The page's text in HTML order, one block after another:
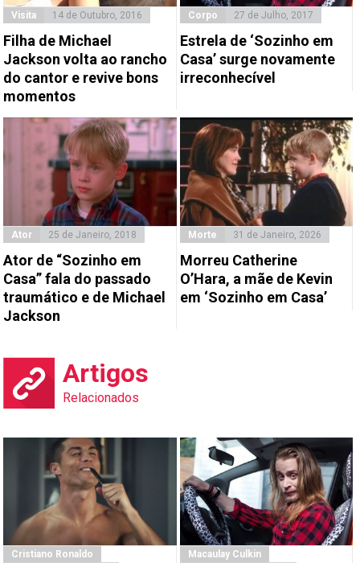
Visita 14 de Outubro, 2016
Filha de Michael
Jackson volta ao rancho
do cantor e revive bons
momentos
Corpo 27 de Julho, 2017
Estrela de ‘Sozinho em
Casa’ surge novamente
irreconhecível
Ator 25 de Janeiro, 2018
Ator de “Sozinho em
Casa” fala do passado
traumático e de Michael
Jackson
Morte 31 de Janeiro, 2026
Morreu Catherine
O’Hara, a mãe de Kevin
em ‘Sozinho em Casa’
Artigos
Relacionados
Cristiano Ronaldo
Macaulay Culkin